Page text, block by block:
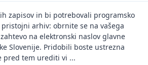
zapisov in bi potrebovali programsko
arhiv: obrnite se na vašega
na elektronski naslov glavne
Slovenije. Pridobili boste ustrezna
pred tem urediti vi ...